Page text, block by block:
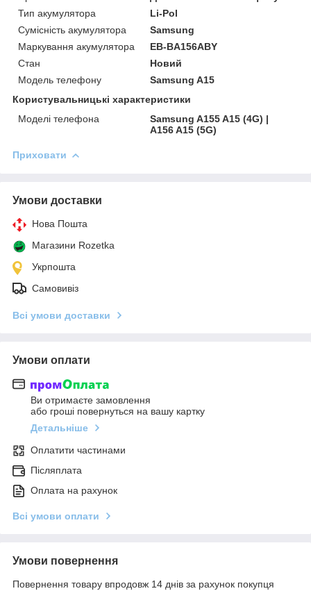
Тип акумулятора
Li-Pol
Сумісність акумулятора
Samsung
Маркування акумулятора
EB-BA156ABY
Стан
Новий
Модель телефону
Samsung A15
Користувальницькі характеристики
Моделі телефона
Samsung A155 A15 (4G) |
A156 A15 (5G)
Приховати
Умови доставки
Нова Пошта
Магазини Rozetka
Укрпошта
Самовивіз
Всі умови доставки
Умови оплати
Ви отримаєте замовлення
або гроші повернуться на вашу картку
Детальніше
Оплатити частинами
Післяплата
Оплата на рахунок
Всі умови оплати
Умови повернення
Повернення товару впродовж 14 днів за рахунок покупця